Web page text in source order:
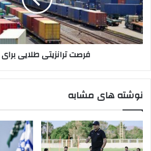
فرصت ترانزیتی طلایی برای
نوشته های مشابه